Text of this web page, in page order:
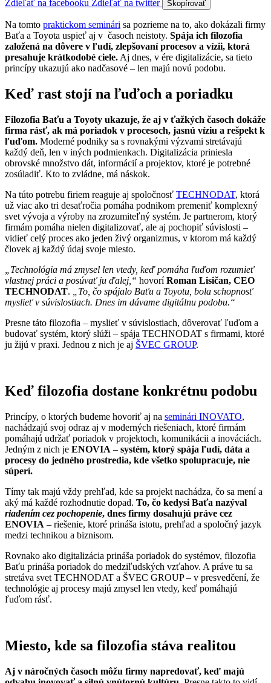
Zdieľať na facebooku Zdieľať na twitter Skopírovať
Na tomto praktickom seminári sa pozrieme na to, ako dokázali firmy
Baťa a Toyota uspieť aj v časoch neistoty. Spája ich filozofia
založená na dôvere v ľudí, zlepšovaní procesov a vízii, ktorá
presahuje krátkodobé ciele.Aj dnes, v ére digitalizácie, sa tieto
princípy ukazujú ako nadčasové – len majú novú podobu.
Keď rast stojí na ľuďoch a poriadku
Filozofia Baťu a Toyoty ukazuje, že aj v ťažkých časoch dokáže
firma rásť, ak má poriadok v procesoch, jasnú víziu a rešpekt k
ľuďom. Moderné podniky sa s rovnakými výzvami stretávajú
každý deň, len v iných podmienkach. Digitalizácia priniesla
obrovské množstvo dát, informácií a projektov, ktoré je potrebné
zosúladiť. Kto to zvládne, má náskok.
Na túto potrebu firiem reaguje aj spoločnosť TECHNODAT, ktorá
už viac ako tri desaťročia pomáha podnikom premeniť komplexný
svet vývoja a výroby na zrozumiteľný systém. Je partnerom, ktorý
firmám pomáha nielen digitalizovať, ale aj pochopiť súvislosti –
vidieť celý proces ako jeden živý organizmus, v ktorom má každý
človek aj každý údaj svoje miesto.
„Technológia má zmysel len vtedy, keď pomáha ľuďom rozumieť
vlastnej práci a posúvať ju ďalej,“ hovoríRoman Lisičan, CEO
TECHNODAT.
„To, čo spájalo Baťu a Toyotu, bola schopnosť
myslieť v súvislostiach. Dnes im dávame digitálnu podobu.“
Presne táto filozofia – myslieť v súvislostiach, dôverovať ľuďom a
budovať systém, ktorý slúži – spája TECHNODAT s firmami, ktoré
ju žijú v praxi. Jednou z nich je aj ŠVEC GROUP.
Keď filozofia dostane konkrétnu podobu
Princípy, o ktorých budeme hovoriť aj na seminári INOVATO,
nachádzajú svoj odraz aj v moderných riešeniach, ktoré firmám
pomáhajú udržať poriadok v projektoch, komunikácii a inováciách.
Jedným z nich je ENOVIA – systém, ktorý spája ľudí, dáta a
procesy do jedného prostredia, kde všetko spolupracuje, nie
súperí.
Tímy tak majú vždy prehľad, kde sa projekt nachádza, čo sa mení a
aký má každé rozhodnutie dopad. To, čo kedysi Baťa nazýval
riadením cez pochopenie, dnes firmy dosahujú práve cez
ENOVIA – riešenie, ktoré prináša istotu, prehľad a spoločný jazyk
medzi technikou a biznisom.
Rovnako ako digitalizácia prináša poriadok do systémov, filozofia
Baťu prináša poriadok do medziľudských vzťahov. A práve tu sa
stretáva svet TECHNODAT a ŠVEC GROUP– v presvedčení, že
technológie aj procesy majú zmysel len vtedy, keď pomáhajú
ľuďom rásť.
Miesto, kde sa filozofia stáva realitou
Aj v náročných časoch môžu firmy napredovať, keď majú